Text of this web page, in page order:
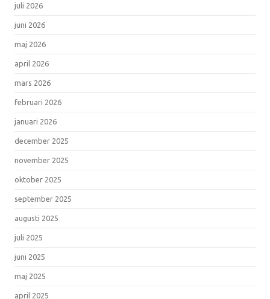
juli 2026
juni 2026
maj 2026
april 2026
mars 2026
februari 2026
januari 2026
december 2025
november 2025
oktober 2025
september 2025
augusti 2025
juli 2025
juni 2025
maj 2025
april 2025